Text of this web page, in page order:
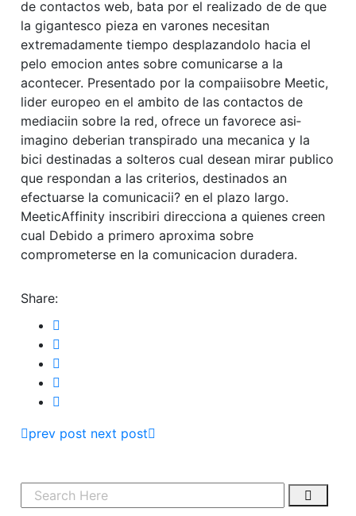
de contactos web, bata por el realizado de de que
la gigantesco pieza en varones necesitan
extremadamente tiempo desplazandolo hacia el
pelo emocion antes sobre comunicarse a la
acontecer. Presentado por la compaii­sobre Meetic,
lider europeo en el ambito de las contactos de
mediaciin sobre la red, ofrece un favorece asi­
imagino deberian transpirado una mecanica y la
bici destinadas a solteros cual desean mirar publico
que respondan a las criterios, destinados an
efectuarse la comunicacii? en el plazo largo.
MeeticAffinity inscribiri direcciona a quienes creen
cual Debido a primero aproxima sobre
comprometerse en la comunicacion duradera.
Share:
prev post next post